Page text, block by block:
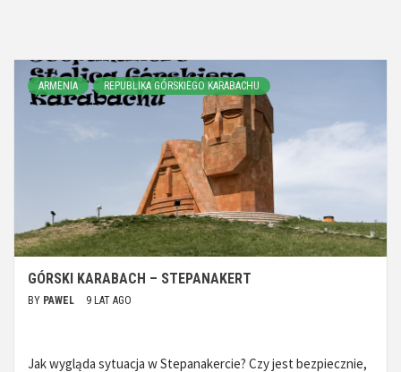
ARMENIA REPUBLIKA GÓRSKIEGO KARABACHU
GÓRSKI KARABACH – STEPANAKERT
BY PAWEL 9 LAT AGO
Jak wygląda sytuacja w Stepanakercie? Czy jest bezpiecznie,